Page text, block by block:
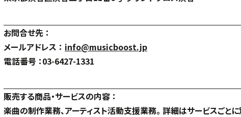
お問合せ先 ：
メールアドレス ： info@musicboost.jp
電話番号 ：03-6427-1331
販売する商品・サービスの内容 ：
楽曲の制作業務、アーティスト活動支援業務。 詳細はサービスごと